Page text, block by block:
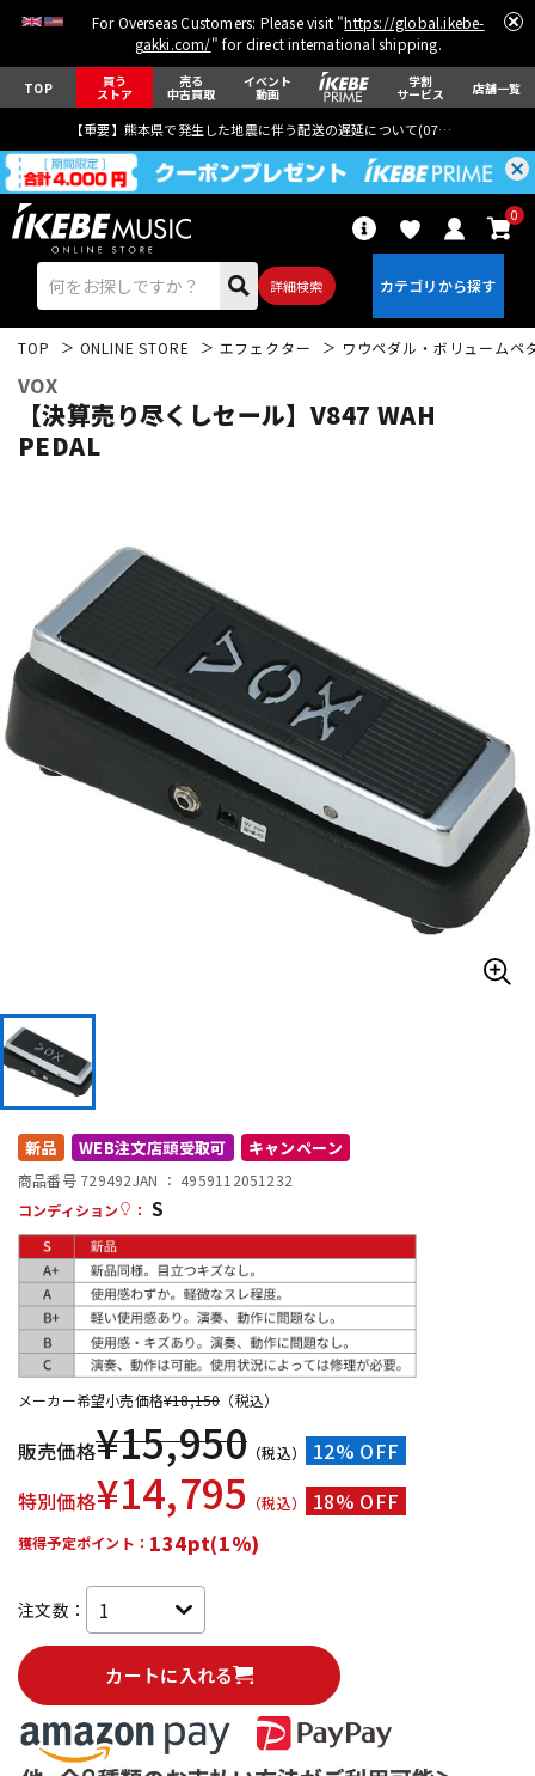
For Overseas Customers: Please visit "https://global.ikebe-
gakki.com/" for direct international shipping.
TOP 買う
ストア
売る
中古買取
イベント
動画
学割
サービス 店舗一覧
【重要】熊本県で発生した地震に伴う配送の遅延について(07月29日
詳細検索
0
ベース
ドラム パーカッション
キーボード 電子ピアノ
その他楽器
エフェクター
配信/ライブ機器
中古 ヴィンテージ
TOP ONLINE STORE エフェクター ワウペダル・ボリュームペ
VOX
【決算売り尽くしセール】V847 WAH
PEDAL
新品 WEB注文店頭受取可 キャンペーン
商品番号 729492JAN ： 4959112051232
コンディション
： S
メーカー希望小売価格¥18,150 （税込）
販売価格¥15,950 （税込）
12% OFF
特別価格¥14,795 （税込） 18% OFF
獲得予定ポイント： 134pt(1%)
注文数：
カートに入れる